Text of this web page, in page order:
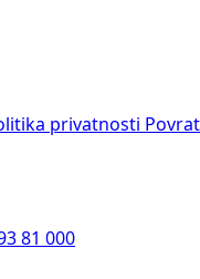
privatnosti Povrat
81 000